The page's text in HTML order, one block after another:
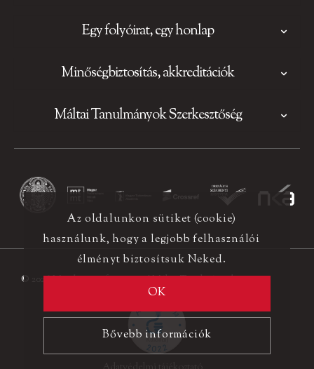
Egy folyóirat, egy honlap
Minőségbiztosítás, akkreditációk
Máltai Tanulmányok Szerkesztőség
© 2026 Minden jog fenntartva! Máltai Tanulmányok
Az oldalunkon sütiket (cookie)
használunk, hogy a legjobb felhasználói
élményt biztosítsuk Neked.
OK
Bővebb információk